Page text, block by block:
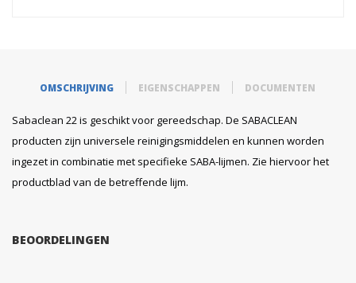
OMSCHRIJVING EIGENSCHAPPEN DOCUMENTEN
Sabaclean 22 is geschikt voor gereedschap. De SABACLEAN
producten zijn universele reinigingsmiddelen en kunnen worden
ingezet in combinatie met specifieke SABA-lijmen. Zie hiervoor het
productblad van de betreffende lijm.
BEOORDELINGEN